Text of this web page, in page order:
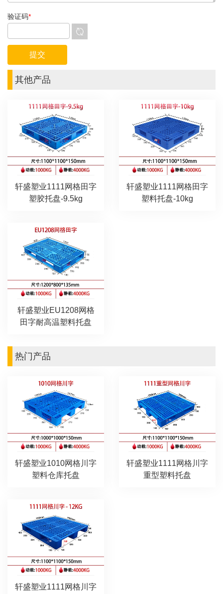
验证码*
其他产品
轩盛塑业1111网格田字
塑胶托盘-9.5kg
轩盛塑业1111网格田字
塑料托盘-10kg
轩盛塑业EU1208网格
田字耐高温塑料托盘
热门产品
轩盛塑业1010网格川字
塑料仓库托盘
轩盛塑业1111网格川字
重型塑料托盘
轩盛塑业1111网格川字